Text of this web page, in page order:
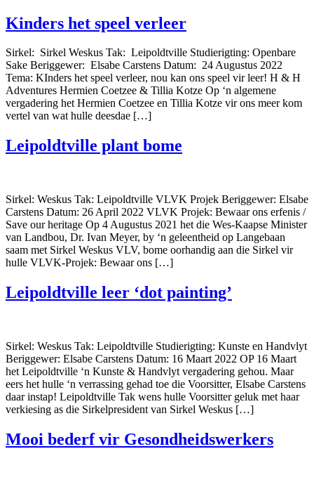
Kinders het speel verleer
Sirkel: Sirkel Weskus Tak: Leipoldtville Studierigting: Openbare
Sake Beriggewer: Elsabe Carstens Datum: 24 Augustus 2022
Tema: KInders het speel verleer, nou kan ons speel vir leer! H & H
Adventures Hermien Coetzee & Tillia Kotze Op ‘n algemene
vergadering het Hermien Coetzee en Tillia Kotze vir ons meer kom
vertel van wat hulle deesdae […]
Leipoldtville plant bome
Sirkel: Weskus Tak: Leipoldtville VLVK Projek Beriggewer: Elsabe
Carstens Datum: 26 April 2022 VLVK Projek: Bewaar ons erfenis /
Save our heritage Op 4 Augustus 2021 het die Wes-Kaapse Minister
van Landbou, Dr. Ivan Meyer, by ‘n geleentheid op Langebaan
saam met Sirkel Weskus VLV, bome oorhandig aan die Sirkel vir
hulle VLVK-Projek: Bewaar ons […]
Leipoldtville leer ‘dot painting’
Sirkel: Weskus Tak: Leipoldtville Studierigting: Kunste en Handvlyt
Beriggewer: Elsabe Carstens Datum: 16 Maart 2022 OP 16 Maart
het Leipoldtville ‘n Kunste & Handvlyt vergadering gehou. Maar
eers het hulle ‘n verrassing gehad toe die Voorsitter, Elsabe Carstens
daar instap! Leipoldtville Tak wens hulle Voorsitter geluk met haar
verkiesing as die Sirkelpresident van Sirkel Weskus […]
Mooi bederf vir Gesondheidswerkers